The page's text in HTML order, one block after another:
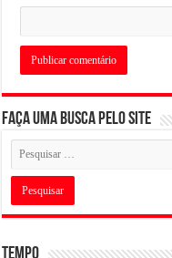
Faça uma busca pelo Site
Tempo